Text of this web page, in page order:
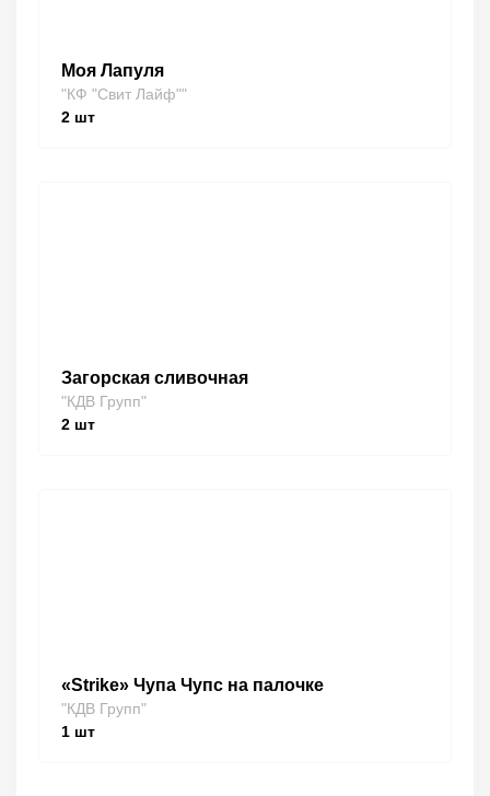
Моя Лапуля
"КФ "Свит Лайф""
2 шт
Загорская сливочная
"КДВ Групп"
2 шт
«Strike» Чупа Чупс на палочке
"КДВ Групп"
1 шт